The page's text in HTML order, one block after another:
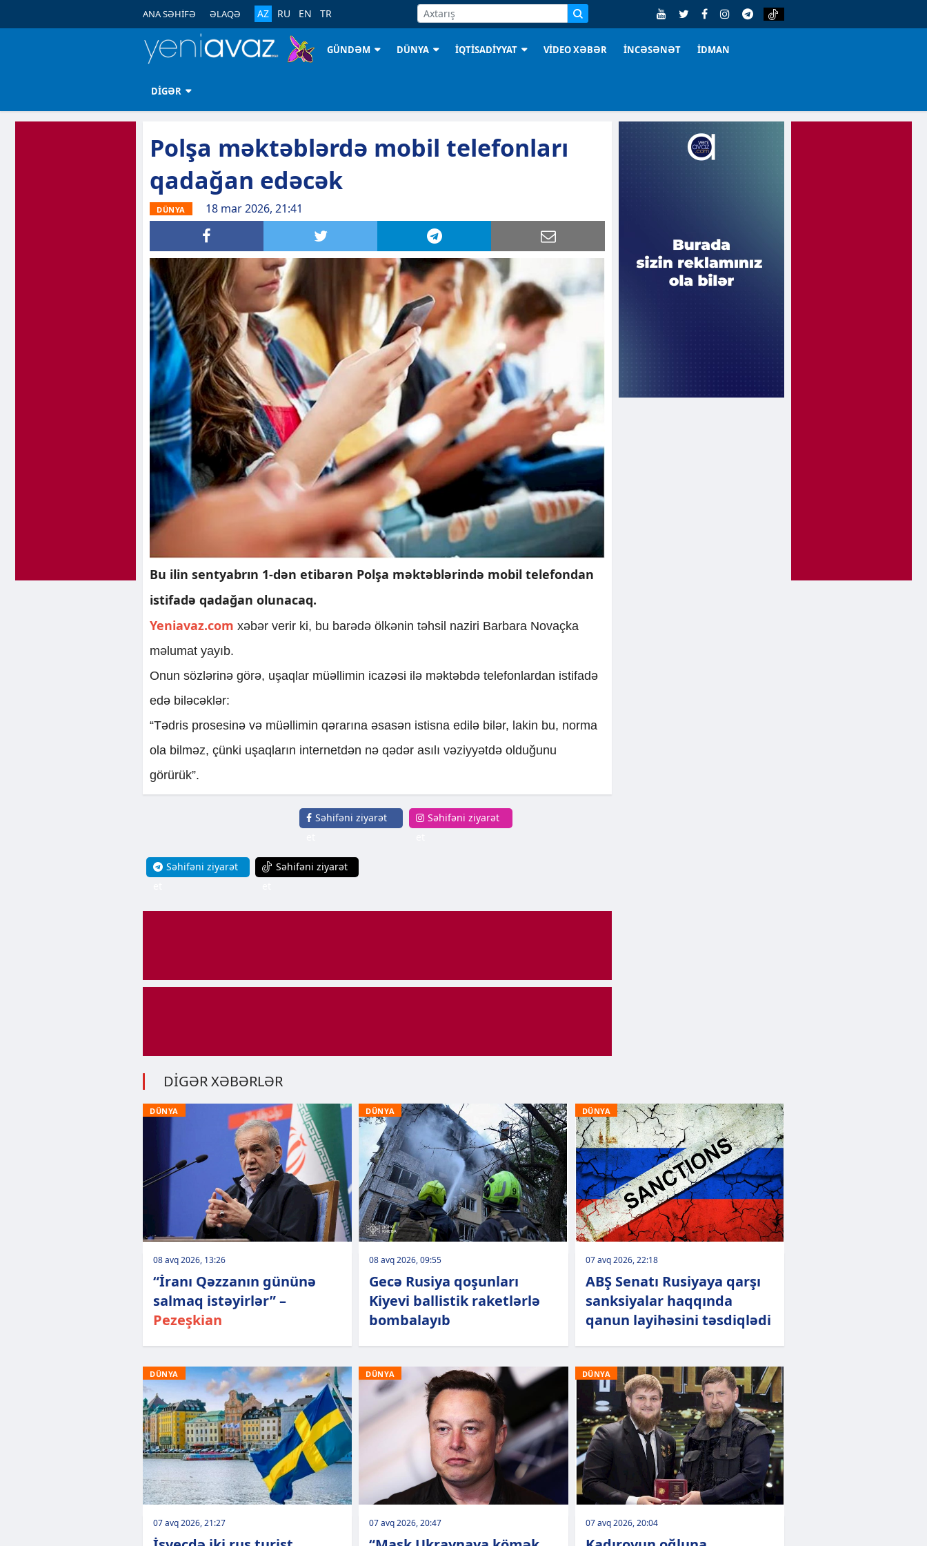
ANA SƏHİFƏ ƏLAQƏ AZ RU EN TR
GÜNDƏM DÜNYA İQTİSADİYYAT VİDEO XƏBƏR İNCƏSƏNƏT İDMAN
DİGƏR
Polşa məktəblərdə mobil telefonları
qadağan edəcək
DÜNYA 18 mar 2026, 21:41
Bu ilin sentyabrın 1-dən etibarən Polşa məktəblərində mobil telefondan
istifadə qadağan olunacaq.
Yeniavaz.com xəbər verir ki, bu barədə ölkənin təhsil naziri Barbara Novaçka
məlumat yayıb.
Onun sözlərinə görə, uşaqlar müəllimin icazəsi ilə məktəbdə telefonlardan istifadə
edə biləcəklər:
“Tədris prosesinə və müəllimin qərarına əsasən istisna edilə bilər, lakin bu, norma
ola bilməz, çünki uşaqların internetdən nə qədər asılı vəziyyətdə olduğunu
görürük”.
Səhifəni ziyarət
Səhifəni ziyarət
Səhifəni ziyarət
Səhifəni ziyarət
DİGƏR XƏBƏRLƏR
DÜNYA
08 avq 2026, 13:26
“İranı Qəzzanın gününə
salmaq istəyirlər” –
Pezeşkian
DÜNYA
08 avq 2026, 09:55
Gecə Rusiya qoşunları
Kiyevi ballistik raketlərlə
bombalayıb
DÜNYA
07 avq 2026, 22:18
ABŞ Senatı Rusiyaya qarşı
sanksiyalar haqqında
qanun layihəsini təsdiqlədi
DÜNYA
07 avq 2026, 21:27
DÜNYA
07 avq 2026, 20:47
DÜNYA
07 avq 2026, 20:04